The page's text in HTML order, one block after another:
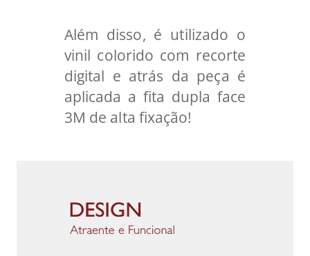
Além disso, é utilizado o
vinil colorido com recorte
digital e atrás da peça é
aplicada a fita dupla face
3M de alta fixação!